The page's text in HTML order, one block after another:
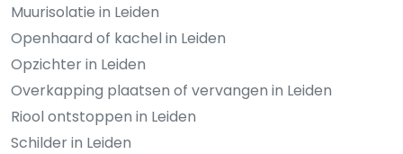
Muurisolatie in Leiden
Openhaard of kachel in Leiden
Opzichter in Leiden
Overkapping plaatsen of vervangen in Leiden
Riool ontstoppen in Leiden
Schilder in Leiden